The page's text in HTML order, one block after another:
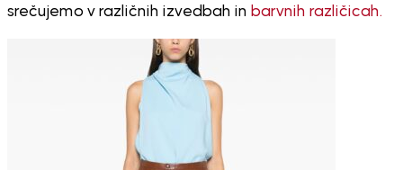
srečujemo v različnih izvedbah in barvnih različicah.